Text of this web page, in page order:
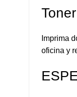
Imprima
oficina y